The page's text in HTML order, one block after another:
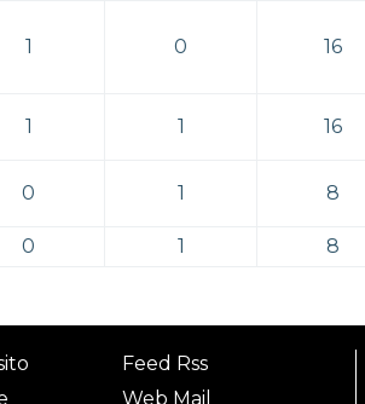
1 0 16
1 1 16
0 1 8
0 1 8
Feed Rss
Web Mail